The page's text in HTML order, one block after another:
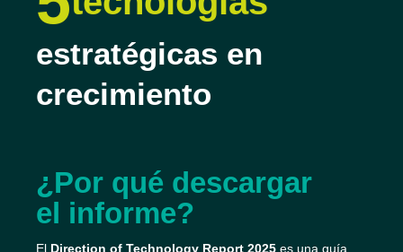
estratégicas en
crecimiento
¿Por qué descargar
el informe?
El Direction of Technology Report 2025 es una guía